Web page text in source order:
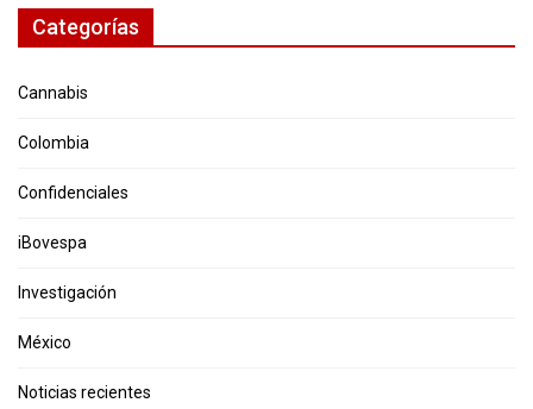
Categorías
Cannabis
Colombia
Confidenciales
iBovespa
Investigación
México
Noticias recientes